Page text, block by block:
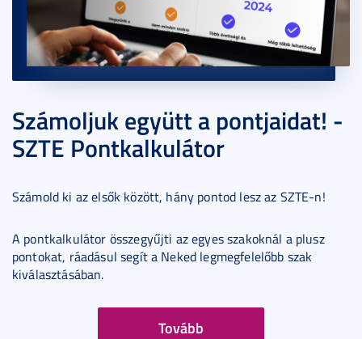
Számoljuk együtt a pontjaidat! -
SZTE Pontkalkulátor
Számold ki az elsők között, hány pontod lesz az SZTE-n!
A pontkalkulátor összegyűjti az egyes szakoknál a plusz
pontokat, ráadásul segít a Neked legmegfelelőbb szak
kiválasztásában.
Tovább